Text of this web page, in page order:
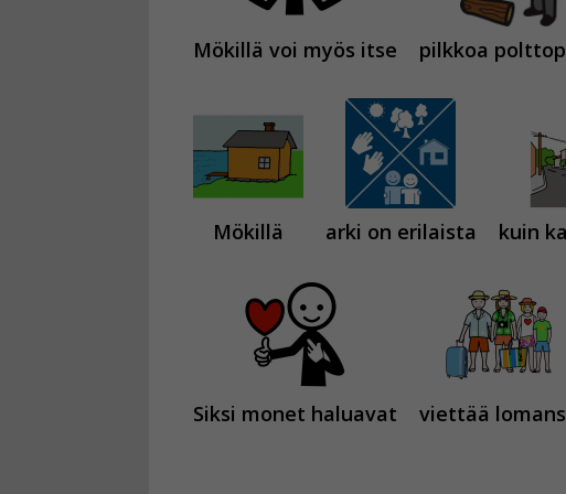
Mökillä voi myös itse pilkkoa
Mökillä arki on erilaista kuin
Siksi monet haluavat viettää